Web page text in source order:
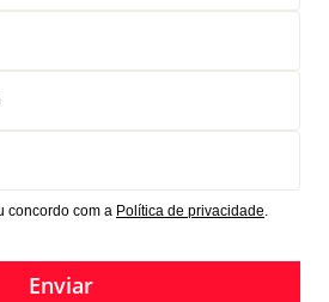
concordo com a Política de privacidade.
Enviar